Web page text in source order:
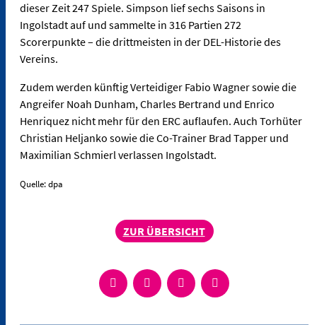
dieser Zeit 247 Spiele. Simpson lief sechs Saisons in
Ingolstadt auf und sammelte in 316 Partien 272
Scorerpunkte – die drittmeisten in der DEL-Historie des
Vereins.
Zudem werden künftig Verteidiger Fabio Wagner sowie die
Angreifer Noah Dunham, Charles Bertrand und Enrico
Henriquez nicht mehr für den ERC auflaufen. Auch Torhüter
Christian Heljanko sowie die Co-Trainer Brad Tapper und
Maximilian Schmierl verlassen Ingolstadt.
Quelle: dpa
ZUR ÜBERSICHT